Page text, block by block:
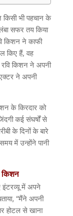
भी पहचान के
सफर तय किया
किशन ने काफी
किए हैं, वह
किशन ने अपनी
ने अपनी
के किरदार को
कई संघर्षों से
के दिनों के बारे
में उन्होंने पानी
किशन
इंटरव्यू में अपने
, “मैंने अपनी
होटल से खाना